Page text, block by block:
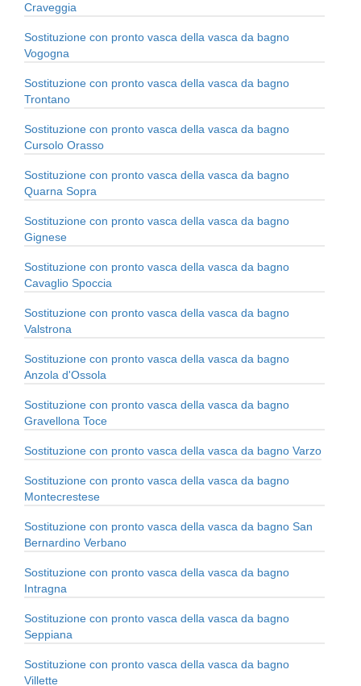
Craveggia
Sostituzione con pronto vasca della vasca da bagno
Vogogna
Sostituzione con pronto vasca della vasca da bagno
Trontano
Sostituzione con pronto vasca della vasca da bagno
Cursolo Orasso
Sostituzione con pronto vasca della vasca da bagno
Quarna Sopra
Sostituzione con pronto vasca della vasca da bagno
Gignese
Sostituzione con pronto vasca della vasca da bagno
Cavaglio Spoccia
Sostituzione con pronto vasca della vasca da bagno
Valstrona
Sostituzione con pronto vasca della vasca da bagno
Anzola d'Ossola
Sostituzione con pronto vasca della vasca da bagno
Gravellona Toce
Sostituzione con pronto vasca della vasca da bagno Varzo
Sostituzione con pronto vasca della vasca da bagno
Montecrestese
Sostituzione con pronto vasca della vasca da bagno San
Bernardino Verbano
Sostituzione con pronto vasca della vasca da bagno
Intragna
Sostituzione con pronto vasca della vasca da bagno
Seppiana
Sostituzione con pronto vasca della vasca da bagno
Villette